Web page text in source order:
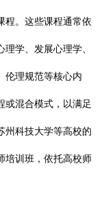
程。这些课程通常依
学、发展心理学、
伦理规范等核心内
或混合模式，以满足
州科技大学等高校的
培训班，依托高校师